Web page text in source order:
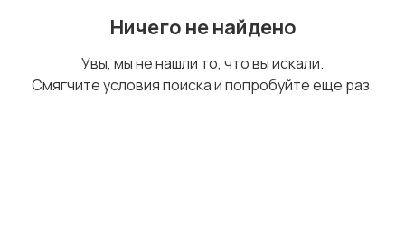
Ничего не найдено
Увы, мы не нашли то, что вы искали.
Смягчите условия поиска и попробуйте еще раз.